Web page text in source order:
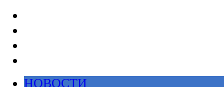
НОВОСТИ